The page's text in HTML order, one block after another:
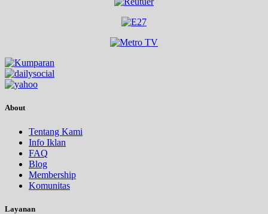
About
Tentang Kami
Info Iklan
FAQ
Blog
Membership
Komunitas
Layanan